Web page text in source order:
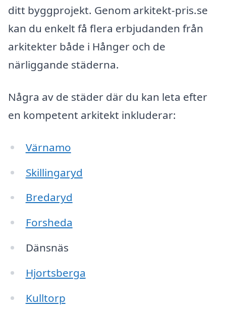
ditt byggprojekt. Genom arkitekt-pris.se
kan du enkelt få flera erbjudanden från
arkitekter både i Hånger och de
närliggande städerna.
Några av de städer där du kan leta efter
en kompetent arkitekt inkluderar:
Värnamo
Skillingaryd
Bredaryd
Forsheda
Dänsnäs
Hjortsberga
Kulltorp